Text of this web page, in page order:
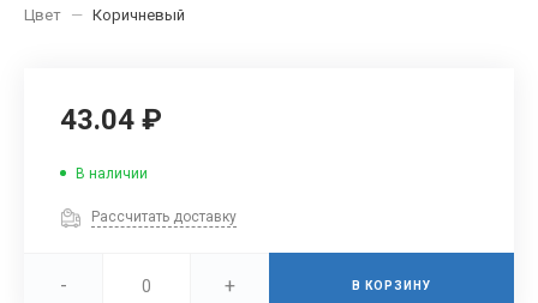
Цвет — Коричневый
43.04 ₽
В наличии
Рассчитать доставку
- + В КОРЗИНУ